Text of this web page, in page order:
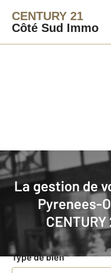
CENTURY 21
Côté Sud Immo
La gestion de votre bien immobilier en
Pyrenees-
Agence immobilière
Demande
gestion de
Concernant votre
Type de bien*